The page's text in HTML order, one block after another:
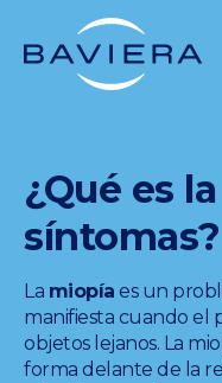
¿Qué es
síntomas?
La miopía es un
manifiesta cuando el
objetos lejanos. La
forma delante de la